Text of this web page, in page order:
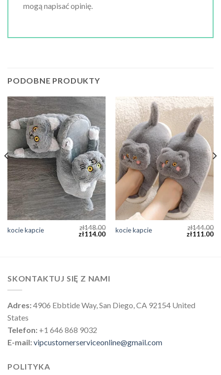
mogą napisać opinię.
PODOBNE PRODUKTY
kocie kapcie zł148.00
zł114.00 kocie kapcie zł144.00
zł111.00
SKONTAKTUJ SIĘ Z NAMI
Adres:4906 Ebbtide Way, San Diego, CA 92154 United
States
Telefon: +1 646 868 9032
E-mail:vipcustomerserviceonline@gmail.com
POLITYKA